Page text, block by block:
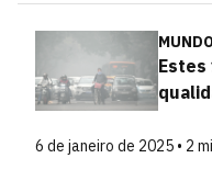
Estes
6 de janeiro de 2025 • 2